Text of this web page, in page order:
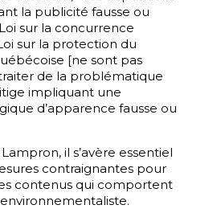
la publicité fausse ou
sur la concurrence
sur la protection du
[ne sont pas
de la problématique
impliquant une
d’apparence fausse ou
il s’avère essentiel
contraignantes pour
contenus qui comportent